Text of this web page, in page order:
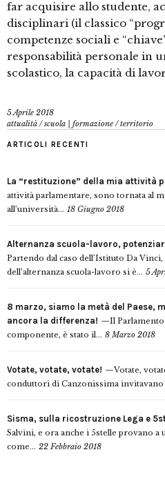
far acquisire allo studente,
disciplinari (il classico
competenze sociali e
responsabilità personale in
scolastico, la capacità di
5 Aprile 2018
attualità /scuola | formazione /territorio
ARTICOLI RECENTI
La “restituzione” della mia attività
attività parlamentare, sono tornata al
all’università... 18 Giugno 2018
Alternanza scuola-lavoro,
Partendo dal caso dell’Istituto Da
dell’alternanza scuola-lavoro si è... 5
8 marzo, siamo la metà del Paese,
ancora la differenza!
Il Parlamento
componente, è stato il... 8 Marzo 2018
Votate, votate, votate!
Votate,
conduttori di Canzonissima invitavano
Sisma, sulla ricostruzione Lega e
Salvini, e ora anche i 5stelle provano
come... 22 Febbraio 2018